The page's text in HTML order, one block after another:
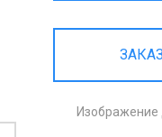
Изображение